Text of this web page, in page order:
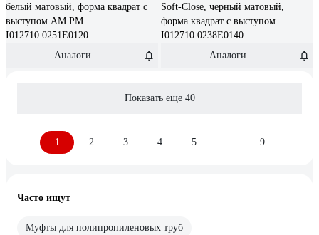
белый матовый, форма квадрат с
выступом AM.PM
I012710.0251E0120
Аналоги
Soft-Close, черный матовый,
форма квадрат с выступом
I012710.0238E0140
Аналоги
Показать еще 40
1 2 3 4 5 9
Часто ищут
Муфты для полипропиленовых труб